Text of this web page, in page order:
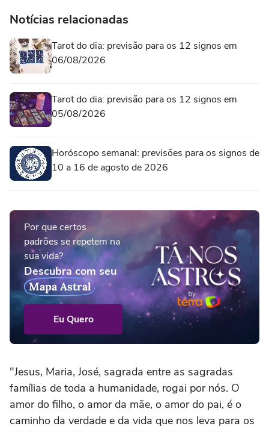
Notícias relacionadas
Tarot do dia: previsão para os 12 signos em
06/08/2026
Tarot do dia: previsão para os 12 signos em
05/08/2026
Horóscopo semanal: previsões para os signos de
10 a 16 de agosto de 2026
Por que certos
padrões se repetem na
sua vida?
Descubra com seu
Mapa Astral
Eu Quero
"Jesus, Maria, José, sagrada entre as sagradas
famílias de toda a humanidade, rogai por nós. O
amor do filho, o amor da mãe, o amor do pai, é o
caminho da verdade e da vida que nos leva para os